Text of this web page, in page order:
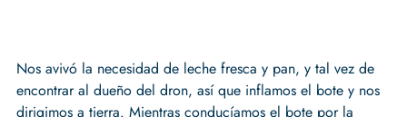
Nos avivó la necesidad de leche fresca y pan, y tal vez de
encontrar al dueño del dron, así que inflamos el bote y nos
dirigimos a tierra. Mientras conducíamos el bote por la